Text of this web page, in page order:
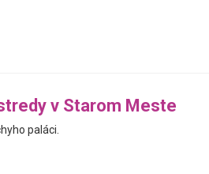
v Starom Meste
paláci.